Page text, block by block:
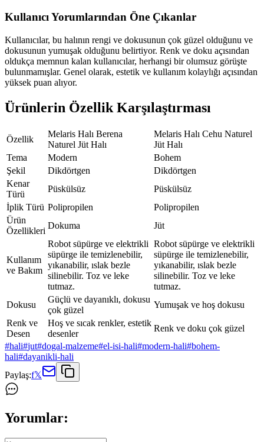
Kullanıcı Yorumlarından Öne Çıkanlar
Kullanıcılar, bu halının rengi ve dokusunun çok güzel olduğunu ve
dokusunun yumuşak olduğunu belirtiyor. Renk ve doku açısından
oldukça memnun kalan kullanıcılar, herhangi bir olumsuz görüşte
bulunmamışlar. Genel olarak, estetik ve kullanım kolaylığı açısından
yüksek puan alıyor.
Ürünlerin Özellik Karşılaştırması
Özellik
Melaris Halı Berena
Naturel Jüt Halı
Melaris Halı Cehu Naturel
Jüt Halı
Tema
Modern
Bohem
Şekil
Dikdörtgen
Dikdörtgen
Kenar
Türü
Püskülsüz
Püskülsüz
İplik Türü Polipropilen
Polipropilen
Ürün
Özellikleri
Dokuma Jüt
Kullanım
ve Bakım
Robot süpürge ve elektrikli
süpürge ile temizlenebilir,
yıkanabilir, ıslak bezle
silinebilir. Toz ve leke
tutmaz.
Robot süpürge ve elektrikli
süpürge ile temizlenebilir,
yıkanabilir, ıslak bezle
silinebilir. Toz ve leke
tutmaz.
Dokusu
Güçlü ve dayanıklı, dokusu
çok güzel
Yumuşak ve hoş dokusu
Renk ve
Desen
Hoş ve sıcak renkler, estetik
desenler
Renk ve doku çok güzel
#hali#jut#dogal-malzeme#el-isi-hali#modern-hali#bohem-
hali#dayanikli-hali
Paylaş:f𝕏
Yorumlar: